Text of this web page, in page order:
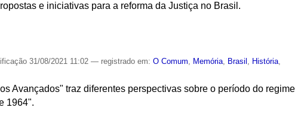
e iniciativas para a reforma da Justiça no Brasil.
31/08/2021 11:02— registrado em:O Comum, Memória, Brasil , História,
Avançados" traz diferentes perspectivas sobre o período do regime
1964".